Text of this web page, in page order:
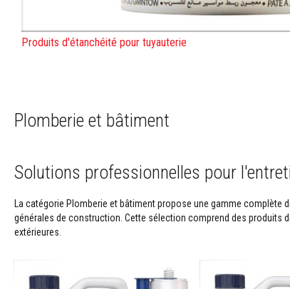
pour
carrelage
pour
poêles
cheminées
Peintures
d'accumulation
Produits d'étanchéité pour tuyauterie
Plomberie et bâtiment
Solutions professionnelles pour
La catégorie Plomberie et bâtiment propose une gamme
générales de construction. Cette sélection comprend des produits
extérieures.